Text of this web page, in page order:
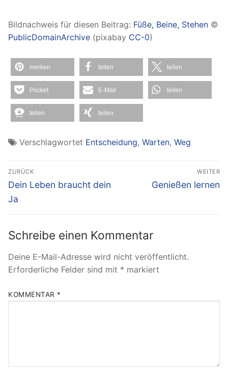
Bildnachweis für diesen Beitrag: Füße, Beine, Stehen ©
PublicDomainArchive (pixabay CC-0)
merken teilen teilen
Pocket E-Mail teilen
teilen teilen
Verschlagwortet Entscheidung, Warten, Weg
Beitragsnavigation
ZURÜCK
Vorheriger
Beitrag:
Dein Leben braucht dein
Ja
WEITER
Nächster
Genießen lernen
Schreibe einen Kommentar
Deine E-Mail-Adresse wird nicht veröffentlicht.
Erforderliche Felder sind mit * markiert
KOMMENTAR *